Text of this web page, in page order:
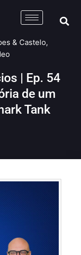
& Castelo,
| Ep. 54
de um
Tank